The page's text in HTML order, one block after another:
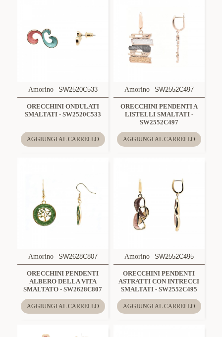
Amorino SW2520C533
ORECCHINI ONDULATI
SMALTATI - SW2520C533
AGGIUNGI AL CARRELLO
Amorino SW2552C497
ORECCHINI PENDENTI A
LISTELLI SMALTATI -
SW2552C497
AGGIUNGI AL CARRELLO
Amorino SW2628C807
ORECCHINI PENDENTI
ALBERO DELLA VITA
SMALTATO - SW2628C807
AGGIUNGI AL CARRELLO
Amorino SW2552C495
ORECCHINI PENDENTI
ASTRATTI CON INTRECCI
SMALTATI - SW2552C495
AGGIUNGI AL CARRELLO